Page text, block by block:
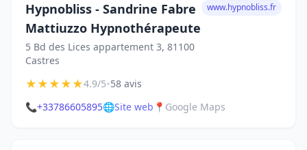
Hypnobliss - Sandrine Fabre
Mattiuzzo Hypnothérapeute
5 Bd des Lices appartement 3, 81100
Castres
www.hypnobliss.fr
★★★★★4.9/5•58 avis
📞+33786605895🌐Site web 📍 Google Maps